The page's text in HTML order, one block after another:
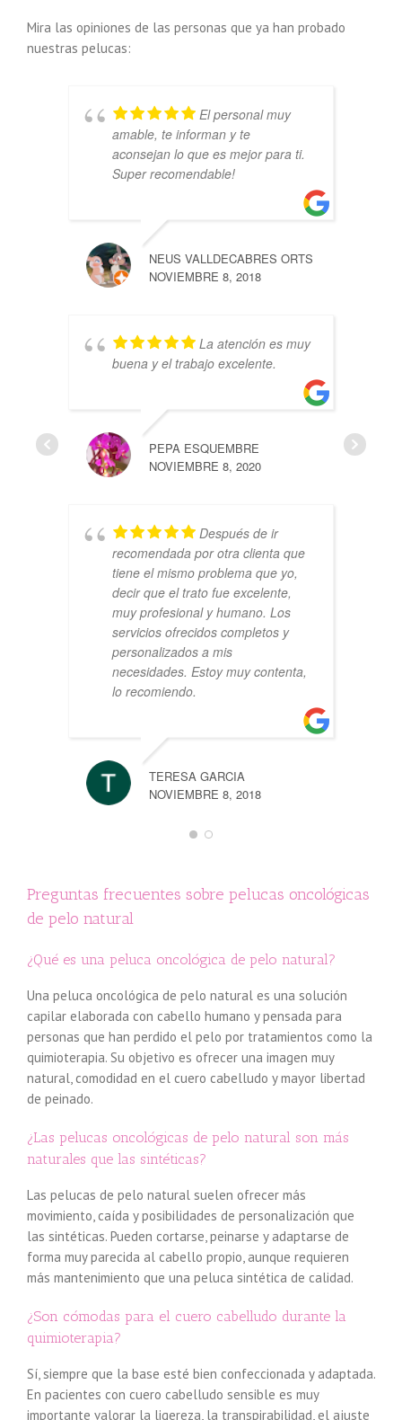
Mira las opiniones de las personas que ya han probado
nuestras pelucas:
El personal muy
amable, te informan y te
aconsejan lo que es mejor para ti.
Super recomendable!
NEUS VALLDECABRES ORTS
NOVIEMBRE 8, 2018
La atención es muy
buena y el trabajo excelente.
PEPA ESQUEMBRE
NOVIEMBRE 8, 2020
Después de ir
recomendada por otra clienta que
tiene el mismo problema que yo,
decir que el trato fue excelente,
muy profesional y humano. Los
servicios ofrecidos completos y
personalizados a mis
necesidades. Estoy muy contenta,
lo recomiendo.
TERESA GARCIA
NOVIEMBRE 8, 2018
Preguntas frecuentes sobre pelucas oncológicas
de pelo natural
¿Qué es una peluca oncológica de pelo natural?
Una peluca oncológica de pelo natural es una solución
capilar elaborada con cabello humano y pensada para
personas que han perdido el pelo por tratamientos como la
quimioterapia. Su objetivo es ofrecer una imagen muy
natural, comodidad en el cuero cabelludo y mayor libertad
de peinado.
¿Las pelucas oncológicas de pelo natural son más
naturales que las sintéticas?
Las pelucas de pelo natural suelen ofrecer más
movimiento, caída y posibilidades de personalización que
las sintéticas. Pueden cortarse, peinarse y adaptarse de
forma muy parecida al cabello propio, aunque requieren
más mantenimiento que una peluca sintética de calidad.
¿Son cómodas para el cuero cabelludo durante la
quimioterapia?
Sí, siempre que la base esté bien confeccionada y adaptada.
En pacientes con cuero cabelludo sensible es muy
importante valorar la ligereza, la transpirabilidad, el ajuste